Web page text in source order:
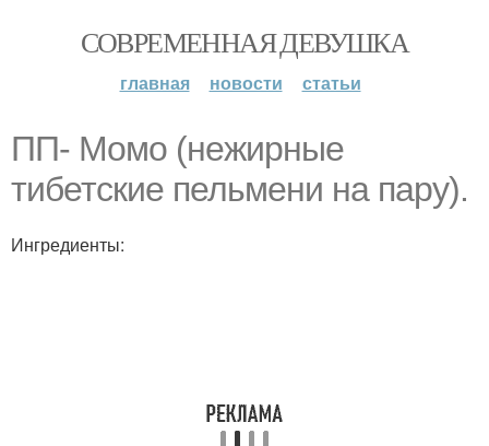
СОВРЕМЕННАЯ ДЕВУШКА
главная новости статьи
ПП- Момо (нежирные
тибетские пельмени на пару).
Ингредиенты: